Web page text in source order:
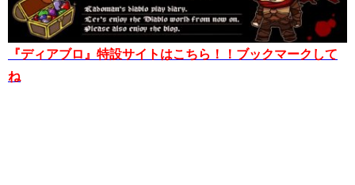
『ディアブロ』特設サイトはこちら！！ブックマークして
ね